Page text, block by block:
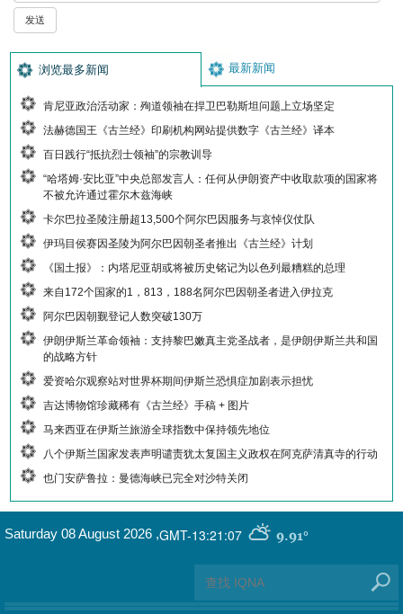
浏览最多新闻 最新新闻
肯尼亚政治活动家：殉道领袖在捍卫巴勒斯坦问题上立场坚定
法赫德国王《古兰经》印刷机构网站提供数字《古兰经》译本
百日践行“抵抗烈士领袖”的宗教训导
“哈塔姆·安比亚”中央总部发言人：任何从伊朗资产中收取款项的国家将
不被允许通过霍尔木兹海峡
卡尔巴拉圣陵注册超13,500个阿尔巴因服务与哀悼仪仗队
伊玛目侯赛因圣陵为阿尔巴因朝圣者推出《古兰经》计划
《国土报》：内塔尼亚胡或将被历史铭记为以色列最糟糕的总理
来自172个国家的1，813，188名阿尔巴因朝圣者进入伊拉克
阿尔巴因朝觐登记人数突破130万
伊朗伊斯兰革命领袖：支持黎巴嫩真主党圣战者，是伊朗伊斯兰共和国
的战略方针
爱资哈尔观察站对世界杯期间伊斯兰恐惧症加剧表示担忧
吉达博物馆珍藏稀有《古兰经》手稿 + 图片
马来西亚在伊斯兰旅游全球指数中保持领先地位
八个伊斯兰国家发表声明谴责犹太复国主义政权在阿克萨清真寺的行动
也门安萨鲁拉：曼德海峡已完全对沙特关闭
GMT-13:21:07 9.91°
Saturday 08 August 2026 ,